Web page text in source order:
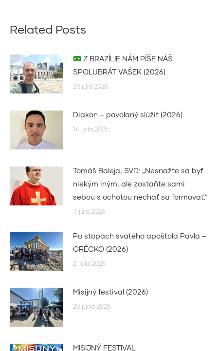
Related Posts
Z BRAZÍLIE NÁM PÍŠE NÁŠ
SPOLUBRÁT VAŠEK (2026)
29. júla 2026
Diakon – povolaný slúžiť (2026)
14. júla 2026
Tomáš Baleja, SVD: „Nesnažte sa byť
niekým iným, ale zostaňte sami
sebou s ochotou nechať sa formovať.“
7. júla 2026
Po stopách svätého apoštola Pavla –
GRÉCKO (2026)
2. júla 2026
Misijný festival (2026)
29. júna 2026
MISIJNÝ FESTIVAL